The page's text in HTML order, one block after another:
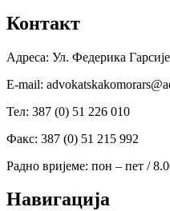
Контакт
Адреса: Ул. Федерика
Е-mail:
Тел: 387 (0) 51 226 010
Факс: 387 (0) 51 215 992
Радно вријеме: пон – пет /
Навигација